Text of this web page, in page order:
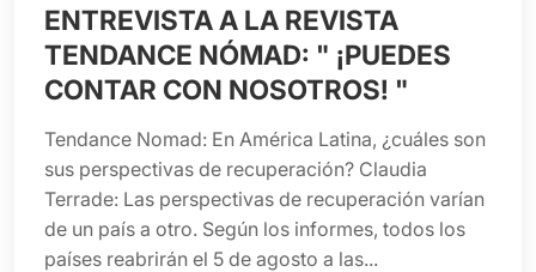
ENTREVISTA A LA REVISTA
TENDANCE NÓMAD: " ¡PUEDES
CONTAR CON NOSOTROS! "
Tendance Nomad: En América Latina, ¿cuáles son
sus perspectivas de recuperación? Claudia
Terrade: Las perspectivas de recuperación varían
de un país a otro. Según los informes, todos los
países reabrirán el 5 de agosto a las...